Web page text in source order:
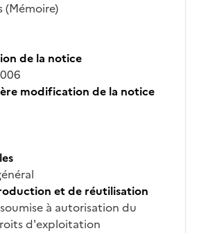
(Mémoire)
de la notice
modification de la notice
et de réutilisation
à autorisation du
d'exploitation